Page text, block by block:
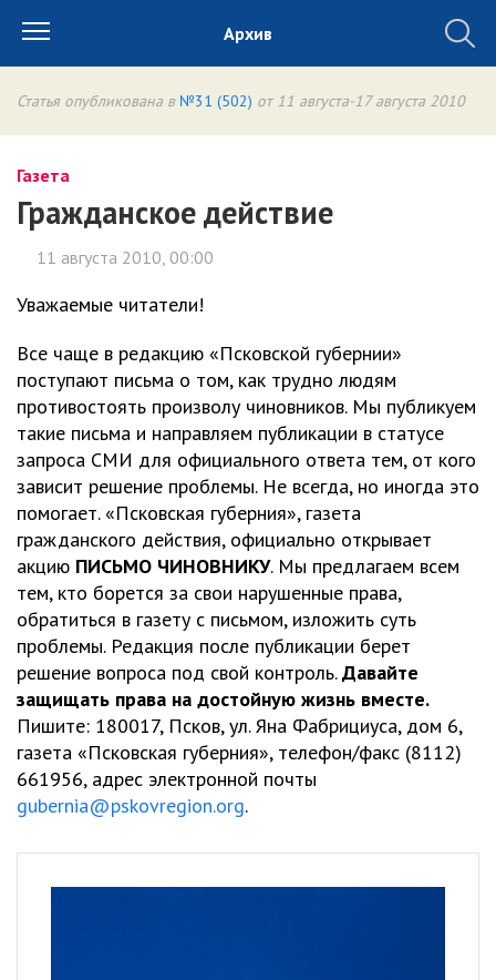
Архив
Статья опубликована в №31 (502) от 11 августа-17 августа 2010
Газета
Гражданское действие
11 августа 2010, 00:00
Уважаемые читатели!
Все чаще в редакцию «Псковской губернии»
поступают письма о том, как трудно людям
противостоять произволу чиновников. Мы публикуем
такие письма и направляем публикации в статусе
запроса СМИ для официального ответа тем, от кого
зависит решение проблемы. Не всегда, но иногда это
помогает. «Псковская губерния», газета
гражданского действия, официально открывает
акцию ПИСЬМО ЧИНОВНИКУ. Мы предлагаем всем
тем, кто борется за свои нарушенные права,
обратиться в газету с письмом, изложить суть
проблемы. Редакция после публикации берет
решение вопроса под свой контроль.Давайте
защищать права на достойную жизнь вместе.
Пишите: 180017, Псков, ул. Яна Фабрициуса, дом 6,
газета «Псковская губерния», телефон/факс (8112)
661956, адрес электронной почты
gubernia@pskovregion.org.